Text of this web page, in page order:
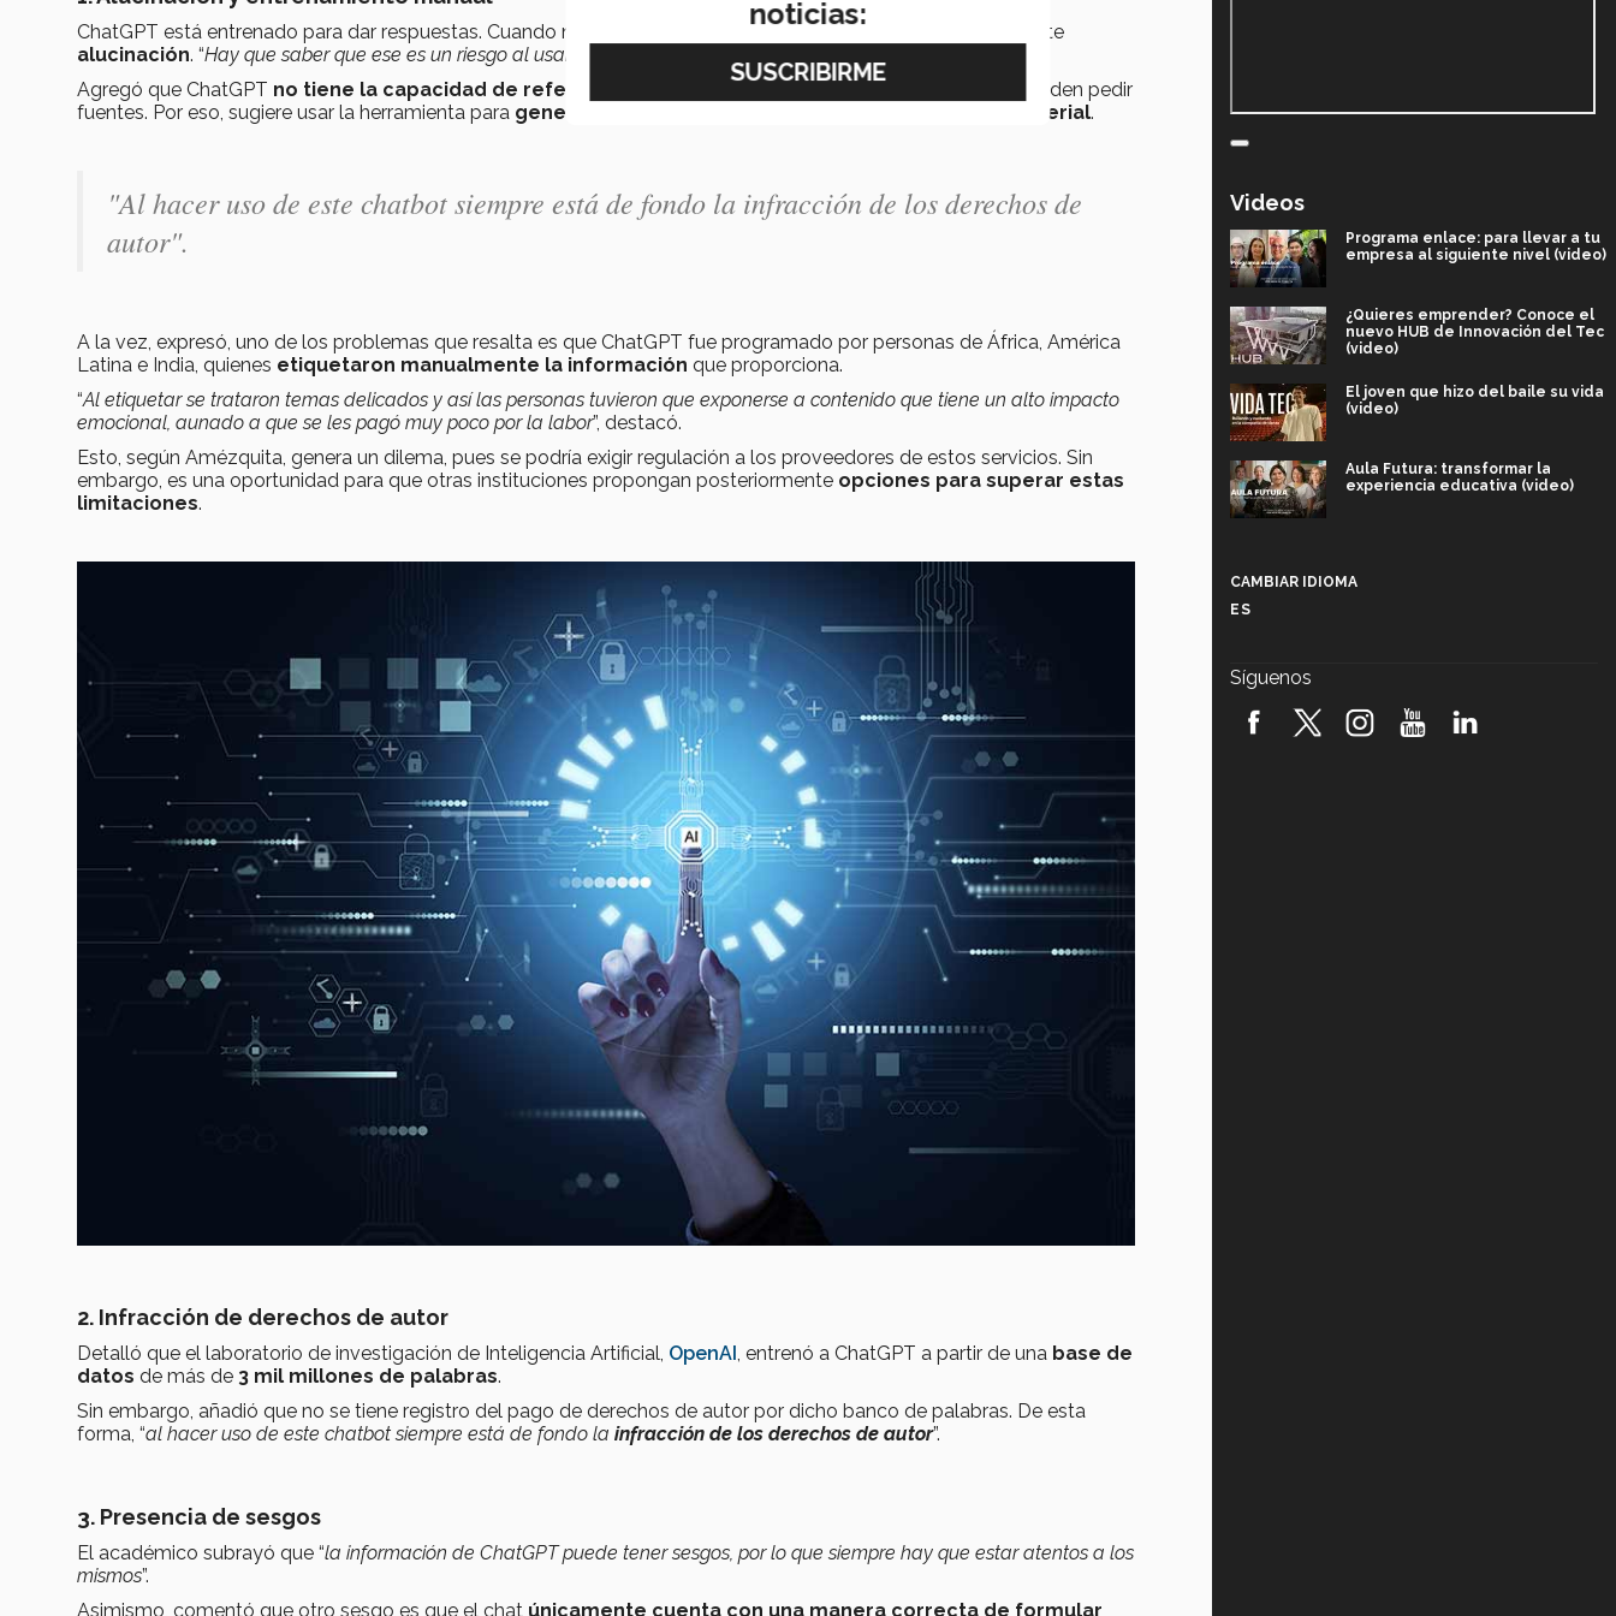
ChatGPT está entrenado para dar respuestas. Cuando no las sepa,
. A eso se le llama técnicamente
alucinación. “Hay que saber que ese es un riesgo al usarlo. Hay que
Agregó que ChatGPT no tiene la capacidad de referenciar
de dónde obtiene la información. No se le pueden pedir
fuentes. Por eso, sugiere usar la herramienta para generar una lluvia de ideas, ayudar a organizar el material.
"Al hacer uso de este chatbot siempre está de fondo la infracción de los derechos de
autor".
A la vez, expresó, uno de los problemas que resalta es que ChatGPT fue programado por personas de África, América
Latina e India, quienes etiquetaron manualmente la información que proporciona.
“Al etiquetar se trataron temas delicados y así las personas tuvieron que exponerse a contenido que tiene un alto impacto
emocional, aunado a que se les pagó muy poco por la labor”, destacó.
Esto, según Amézquita, genera un dilema, pues se podría exigir regulación a los proveedores de estos servicios. Sin
embargo, es una oportunidad para que otras instituciones propongan posteriormente opciones para superar estas
limitaciones.
2. Infracción de derechos de autor
Detalló que el laboratorio de investigación de Inteligencia Artificial, OpenAI , entrenó a ChatGPT a partir de una base de
datos de más de 3 mil millones de palabras.
Sin embargo, añadió que no se tiene registro del pago de derechos de autor por dicho banco de palabras. De esta
forma, “al hacer uso de este chatbot siempre está de fondo la infracción de los derechos de autor”.
3. Presencia de sesgos
El académico subrayó que “la información de ChatGPT puede tener sesgos, por lo que siempre hay que estar atentos a los
mismos”.
Asimismo, comentó que otro sesgo es que el chat únicamente cuenta con una manera correcta de formular
Videos
Programa enlace: para llevar a tu
empresa al siguiente nivel (video)
¿Quieres emprender? Conoce el
nuevo HUB de Innovación del Tec
(video)
El joven que hizo del baile su vida
(video)
Aula Futura: transformar la
experiencia educativa (video)
robótica FIRST 2026! (video)
CAMBIAR IDIOMA
ES
Síguenos
noticias: